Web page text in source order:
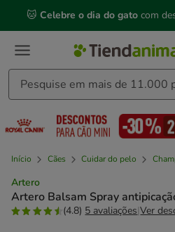
mensagem,
🐱 Celebre o dia do gato com
Início Cães Cuidar do pelo
Artero
Artero Balsam Spray
(4.8) 5 avaliações|Ver